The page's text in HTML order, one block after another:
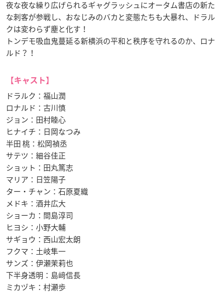
夜な夜な繰り広げられるギャグラッシュにオータム書店の新た
な刺客が参戦し、おなじみのバカと変態たちも大暴れ、ドラル
クは変わらず塵と化す！
トンデモ吸血鬼蔓延る新横浜の平和と秩序を守れるのか、ロナ
ルド？！
【キャスト】
ドラルク：福山潤
ロナルド：古川慎
ジョン：田村睦心
ヒナイチ：日岡なつみ
半田 桃：松岡禎丞
サテツ：細谷佳正
ショット：田丸篤志
マリア：日笠陽子
ター・チャン：石原夏織
メドキ：酒井広大
ショーカ：間島淳司
ヒヨシ：小野大輔
サギョウ：西山宏太朗
フクマ：土岐隼一
サンズ：伊瀬茉莉也
下半身透明：島﨑信長
ミカヅキ：村瀬歩